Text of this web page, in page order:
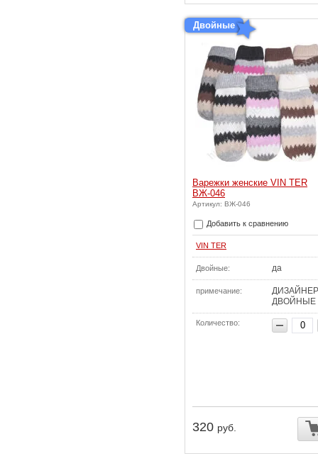
Двойные
Варежки женские VIN TER
ВЖ-046
Артикул: ВЖ-046
Добавить к сравнению
VIN TER
Двойные: да
примечание:
ДВОЙНЫЕ
Количество:
320 руб.